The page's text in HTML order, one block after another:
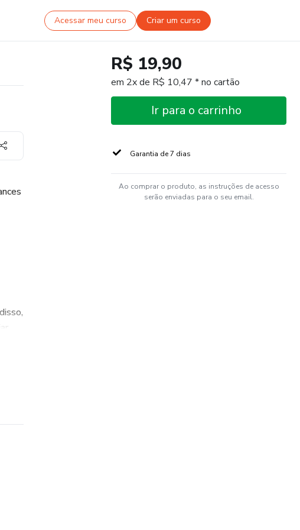
Acessar meu curso Criar um curso
ser
R$ 19,90
em 2x de R$ 10,47 * no cartão
Ir para o carrinho
Garantia de 7 dias
Ao comprar o produto, as instruções de acesso
serão enviadas para o seu email.